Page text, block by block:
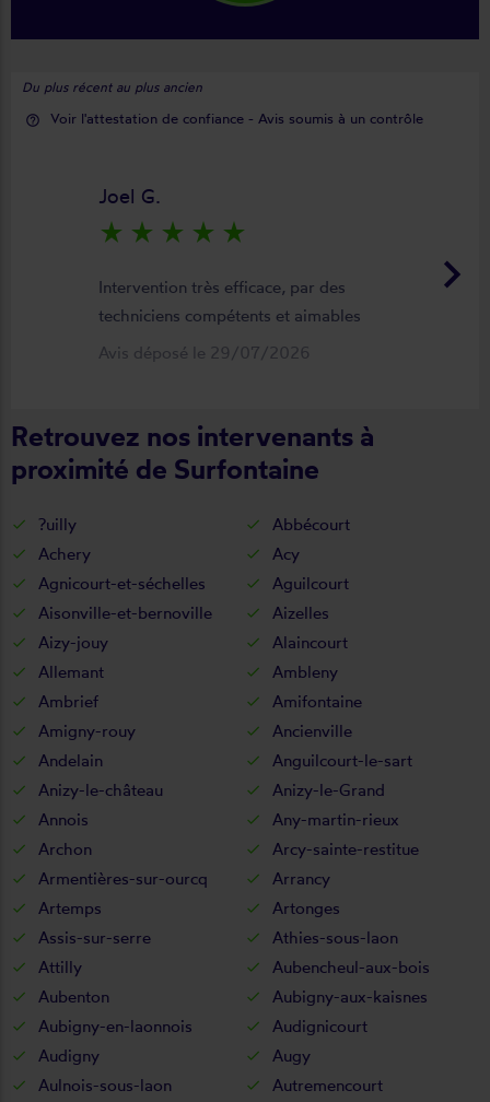
Du plus récent au plus ancien
help_outline Voir l'attestation de confiance - Avis soumis à un contrôle
keyboard_arrow_right
Joel G.
star_rate star_rate star_rate star_rate star_rate
Intervention très efficace, par des
techniciens compétents et aimables
Avis déposé le 29/07/2026
Retrouvez nos intervenants à
proximité de Surfontaine
?uilly
Abbécourt
Achery
Acy
Agnicourt-et-séchelles
Aguilcourt
Aisonville-et-bernoville
Aizelles
Aizy-jouy
Alaincourt
Allemant
Ambleny
Ambrief
Amifontaine
Amigny-rouy
Ancienville
Andelain
Anguilcourt-le-sart
Anizy-le-château
Anizy-le-Grand
Annois
Any-martin-rieux
Archon
Arcy-sainte-restitue
Armentières-sur-ourcq
Arrancy
Artemps
Artonges
Assis-sur-serre
Athies-sous-laon
Attilly
Aubencheul-aux-bois
Aubenton
Aubigny-aux-kaisnes
Aubigny-en-laonnois
Audignicourt
Audigny
Augy
Aulnois-sous-laon
Autremencourt